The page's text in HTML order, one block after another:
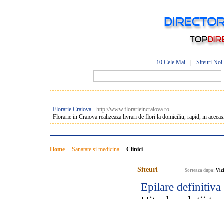
10 Cele Mai Siteuri Noi
Florarie Craiova - http://www.florarieincraiova.ro
Florarie in Craiova realizeaza livrari de flori la domiciliu, rapid, in
Home -- Sanatate si medicina -- Clinici
Siteuri Sorteaza dupa:
Epilare definitiva